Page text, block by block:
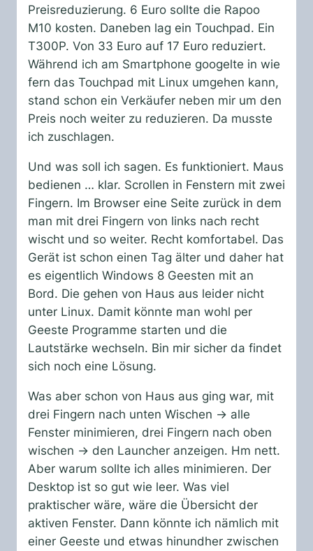
Preisreduzierung. 6 Euro sollte die Rapoo
M10 kosten. Daneben lag ein Touchpad. Ein
T300P. Von 33 Euro auf 17 Euro reduziert.
Während ich am Smartphone googelte in wie
fern das Touchpad mit Linux umgehen kann,
stand schon ein Verkäufer neben mir um den
Preis noch weiter zu reduzieren. Da musste
ich zuschlagen.
Und was soll ich sagen. Es funktioniert. Maus
bedienen … klar. Scrollen in Fenstern mit zwei
Fingern. Im Browser eine Seite zurück in dem
man mit drei Fingern von links nach recht
wischt und so weiter. Recht komfortabel. Das
Gerät ist schon einen Tag älter und daher hat
es eigentlich Windows 8 Geesten mit an
Bord. Die gehen von Haus aus leider nicht
unter Linux. Damit könnte man wohl per
Geeste Programme starten und die
Lautstärke wechseln. Bin mir sicher da findet
sich noch eine Lösung.
Was aber schon von Haus aus ging war, mit
drei Fingern nach unten Wischen -> alle
Fenster minimieren, drei Fingern nach oben
wischen -> den Launcher anzeigen. Hm nett.
Aber warum sollte ich alles minimieren. Der
Desktop ist so gut wie leer. Was viel
praktischer wäre, wäre die Übersicht der
aktiven Fenster. Dann könnte ich nämlich mit
einer Geeste und etwas hinundher zwischen